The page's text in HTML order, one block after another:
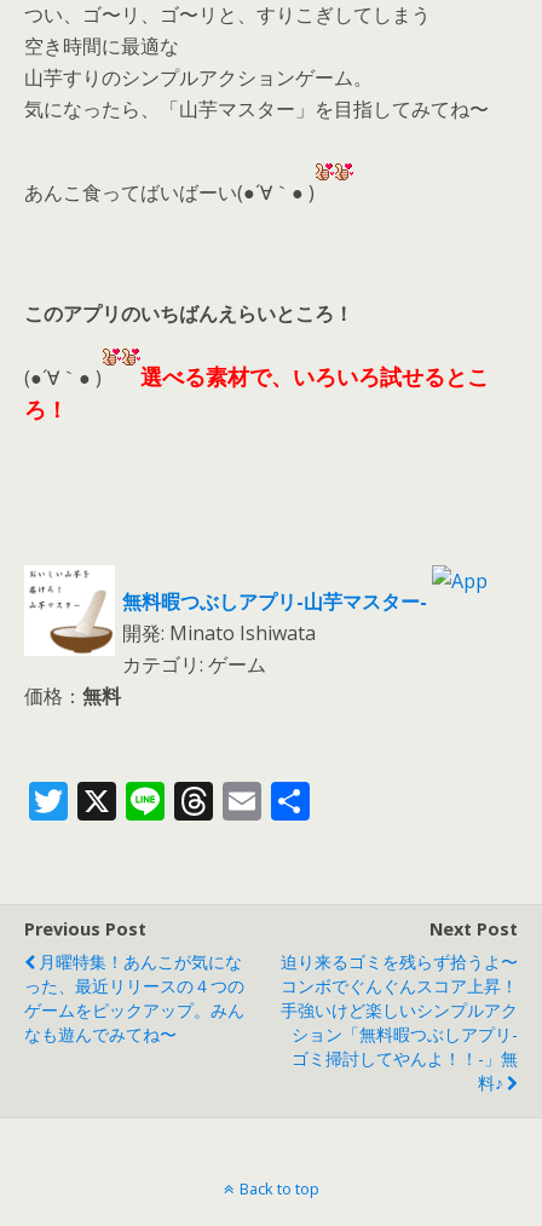
つい、ゴ〜リ、ゴ〜リと、すりこぎしてしまう
空き時間に最適な
山芋すりのシンプルアクションゲーム。
気になったら、
「山芋マスター」を目指してみてね〜
あんこ食ってばいばーい(●´∀｀● )
このアプリのいちばんえらいところ！
(●´∀｀● )
選べる素材で、いろいろ試せるとこ
ろ！
無料暇つぶしアプリ-山芋マスター-
開発: Minato Ishiwata
カテゴリ: ゲーム
価格： 無料
T
er
X Li T
d
s
E
Previous Post
月曜特集！あんこが気にな
った、最近リリースの４つの
ゲームをピックアップ。みん
なも遊んでみてね〜
Next Post
迫り来るゴミを残らず拾うよ〜
コンボでぐんぐんスコア上昇！
手強いけど楽しいシンプルアク
ション「無料暇つぶしアプリ-
ゴミ掃討してやんよ！！-」無
料♪
Back to top